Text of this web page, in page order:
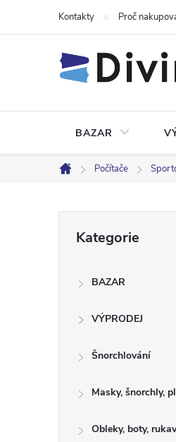
Kontakty Proč
BAZAR
Domů
Počítače
kategorie
Kategorie
BAZAR
VÝPRODEJ
Šnorchlování
Masky, šnorchly,
Obleky, boty,